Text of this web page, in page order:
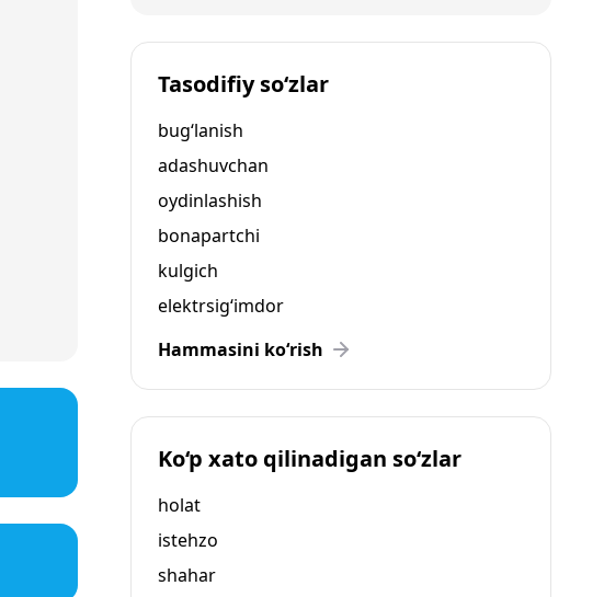
Tasodifiy so‘zlar
bug‘lanish
adashuvchan
oydinlashish
bonapartchi
kulgich
elektrsig‘imdor
Hammasini ko‘rish
Ko‘p xato qilinadigan so‘zlar
holat
istehzo
shahar